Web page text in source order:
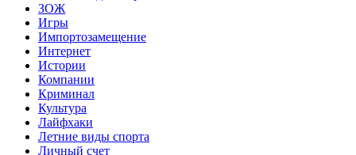
ЗОЖ
Игры
Импортозамещение
Интернет
Истории
Компании
Криминал
Культура
Лайфхаки
Летние виды спорта
Личный счет